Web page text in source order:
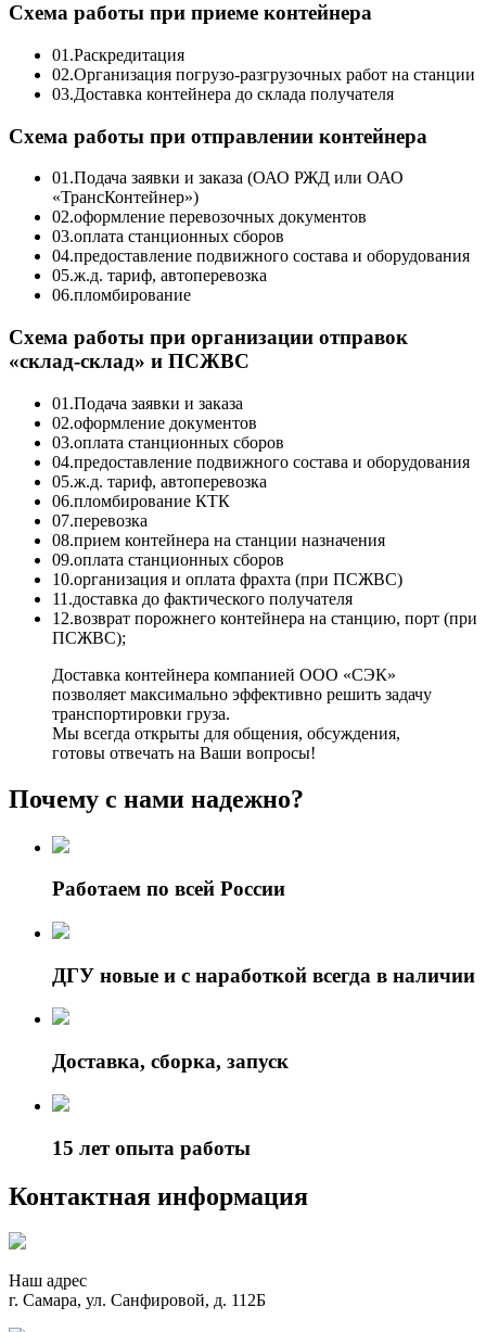
Схема работы при приеме контейнера
01.Раскредитация
02.Организация погрузо-разгрузочных работ на станции
03.Доставка контейнера до склада получателя
Схема работы при отправлении контейнера
01.Подача заявки и заказа (ОАО РЖД или ОАО
«ТрансКонтейнер»)
02.оформление перевозочных документов
03.оплата станционных сборов
04.предоставление подвижного состава и оборудования
05.ж.д. тариф, автоперевозка
06.пломбирование
Схема работы при организации отправок
«склад-склад» и ПСЖВС
01.Подача заявки и заказа
02.оформление документов
03.оплата станционных сборов
04.предоставление подвижного состава и оборудования
05.ж.д. тариф, автоперевозка
06.пломбирование КТК
07.перевозка
08.прием контейнера на станции назначения
09.оплата станционных сборов
10.организация и оплата фрахта (при ПСЖВС)
11.доставка до фактического получателя
12.возврат порожнего контейнера на станцию, порт (при
ПСЖВС);
Доставка контейнера компанией ООО «СЭК»
позволяет максимально эффективно решить задачу
транспортировки груза.
Мы всегда открыты для общения, обсуждения,
готовы отвечать на Ваши вопросы!
Почему с нами надежно?
Работаем по всей России
ДГУ новые и с наработкой всегда в наличии
Доставка, сборка, запуск
15 лет опыта работы
Контактная информация
Наш адрес
г. Самара, ул. Санфировой, д. 112Б